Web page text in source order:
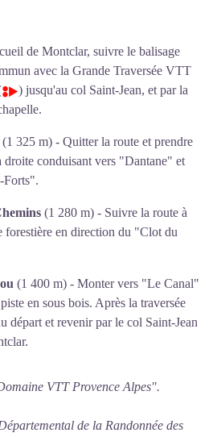
de Montclar, suivre le balisage
avec la Grande Traversée VTT
) jusqu'au col Saint-Jean, et par la
(1 325 m) - Quitter la route et prendre
droite conduisant vers "Dantane" et
Forts".
(1 280 m) - Suivre la route à
forestière en direction du "Clot du
(1 400 m) - Monter vers "Le Canal"
en sous bois. Après la traversée
départ et revenir par le col Saint-Jean
VTT Provence Alpes".
de la Randonnée des